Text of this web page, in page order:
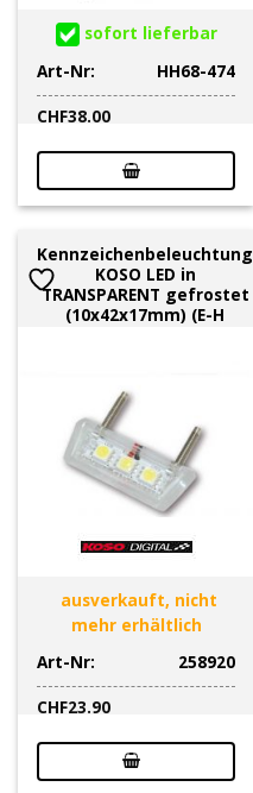
sofort lieferbar
Art-Nr:
HH68-474
CHF38.00
Kennzeichenbeleuchtung
KOSO LED in
TRANSPARENT gefrostet
(10x42x17mm) (E-H
ausverkauft, nicht
mehr erhältlich
Art-Nr:
258920
CHF23.90